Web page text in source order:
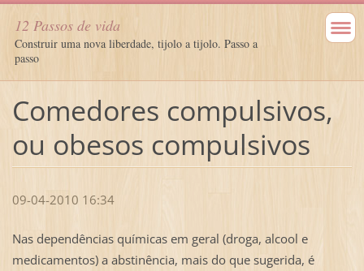
12 Passos de vida
Construir uma nova liberdade, tijolo a tijolo. Passo a
passo
Comedores compulsivos,
ou obesos compulsivos
09-04-2010 16:34
Nas dependências químicas em geral (droga, alcool e
medicamentos) a abstinência, mais do que sugerida, é